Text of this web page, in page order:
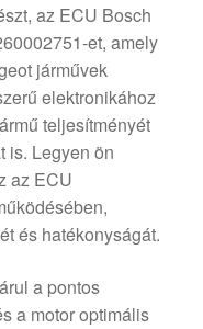
az ECU Bosch
et, amely
járművek
elektronikához
teljesítményét
is. Legyen ön
az ECU
és hatékonyságát.
a pontos
a motor optimális